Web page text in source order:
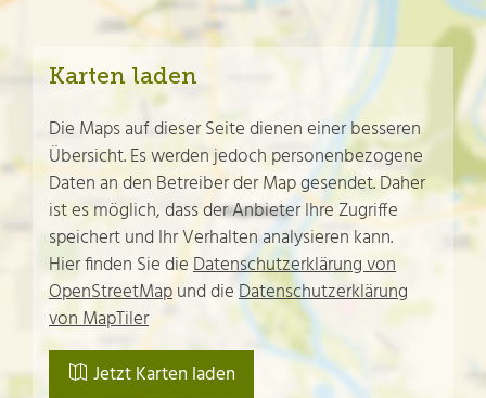
Karten laden
Die Maps auf dieser Seite dienen einer besseren
Übersicht. Es werden jedoch personenbezogene
Daten an den Betreiber der Map gesendet. Daher
ist es möglich, dass der Anbieter Ihre Zugriffe
speichert und Ihr Verhalten analysieren kann.
Hier finden Sie dieDatenschutzerklärung von
OpenStreetMapund dieDatenschutzerklärung
von MapTiler
Jetzt Karten laden